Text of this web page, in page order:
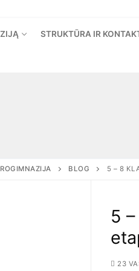
STRUKTŪRA IR
BLOG 5 – 8
5
23